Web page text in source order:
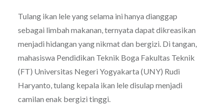
Tulang ikan lele yang selama ini hanya dianggap
sebagai limbah makanan, ternyata dapat dikreasikan
menjadi hidangan yang nikmat dan bergizi. Di tangan,
mahasiswa Pendidikan Teknik Boga Fakultas Teknik
(FT) Universitas Negeri Yogyakarta (UNY) Rudi
Haryanto, tulang kepala ikan lele disulap menjadi
camilan enak bergizi tinggi.